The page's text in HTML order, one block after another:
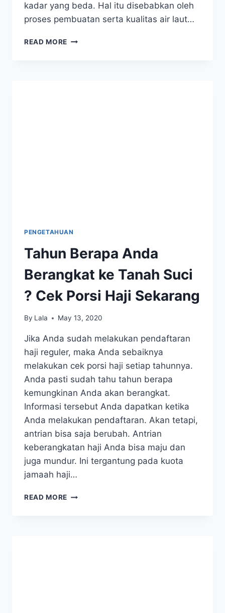
kadar yang beda. Hal itu disebabkan oleh
proses pembuatan serta kualitas air laut…
READ MORE KANDUNGAN
PENGETAHUAN
Tahun Berapa Anda
Berangkat ke Tanah Suci
? Cek Porsi Haji Sekarang
By Lala May 13, 2020
Jika Anda sudah melakukan pendaftaran
haji reguler, maka Anda sebaiknya
melakukan cek porsi haji setiap tahunnya.
Anda pasti sudah tahu tahun berapa
kemungkinan Anda akan berangkat.
Informasi tersebut Anda dapatkan ketika
Anda melakukan pendaftaran. Akan tetapi,
antrian bisa saja berubah. Antrian
keberangkatan haji Anda bisa maju dan
juga mundur. Ini tergantung pada kuota
jamaah haji…
READ MORE TAHUN